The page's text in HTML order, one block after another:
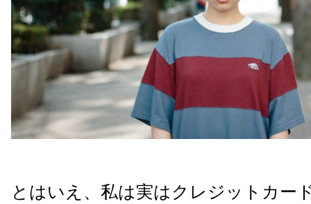
とはいえ、私は実はクレジットカー